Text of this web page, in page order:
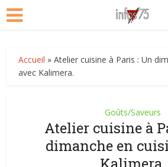
Accueil »Atelier cuisine à Paris : Un
avec Kalimera.
Goûts/Saveurs
Atelier cuisine à
dimanche en